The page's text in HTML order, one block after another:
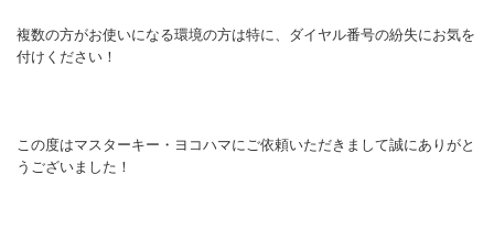
複数の方がお使いになる環境の方は特に、ダイヤル番号の紛失にお気を
付けください！
この度はマスターキー・ヨコハマにご依頼いただきまして誠にありがと
うございました！